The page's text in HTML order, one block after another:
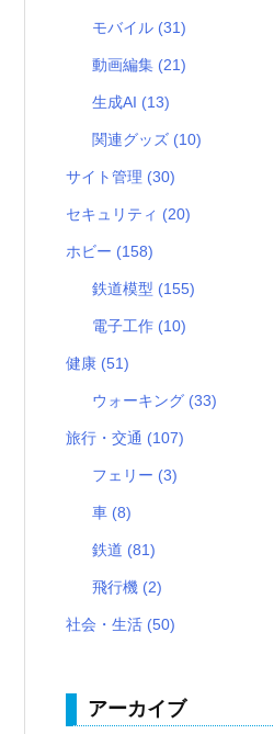
モバイル (31)
動画編集 (21)
生成AI (13)
関連グッズ (10)
サイト管理 (30)
セキュリティ (20)
ホビー (158)
鉄道模型 (155)
電子工作 (10)
健康 (51)
ウォーキング (33)
旅行・交通 (107)
フェリー (3)
車 (8)
鉄道 (81)
飛行機 (2)
社会・生活 (50)
アーカイブ